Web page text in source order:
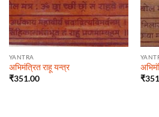
YANTRA
अभिमंत्रित राहू यन्त्र
₹351.00
₹